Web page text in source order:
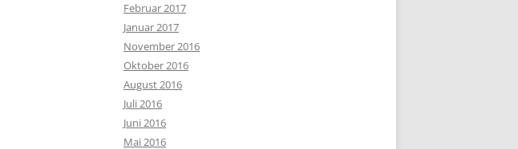
Februar 2017
Januar 2017
November 2016
Oktober 2016
August 2016
Juli 2016
Juni 2016
Mai 2016